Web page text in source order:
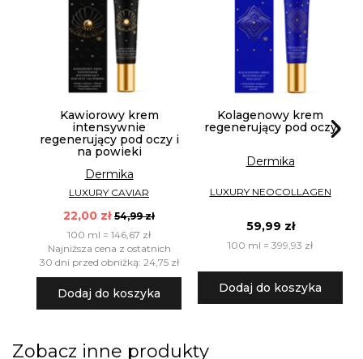
Kawiorowy krem
intensywnie
regenerujący pod oczy i
na powieki
Dermika
LUXURY CAVIAR
22,00 zł 54,99 zł
100 ml = 146,67 zł
Najniższa cena z ostatnich
30 dni przed obniżką: 24,75 zł
Dodaj do koszyka
Kolagenowy krem
regenerujący pod oczy
Dermika
LUXURY NEOCOLLAGEN
59,99 zł
100 ml = 399,93 zł
Dodaj do koszyka
Zobacz inne produkty